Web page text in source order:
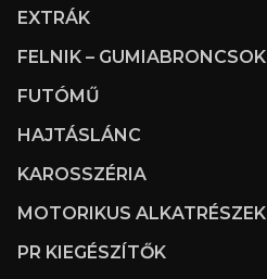
EXTRÁK
FELNIK – GUMIABRONCSOK
FUTÓMŰ
HAJTÁSLÁNC
KAROSSZÉRIA
MOTORIKUS ALKATRÉSZEK
PR KIEGÉSZÍTŐK